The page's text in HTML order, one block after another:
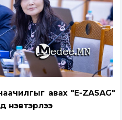
авах "E-ZASAG"
нэвтэрлээ